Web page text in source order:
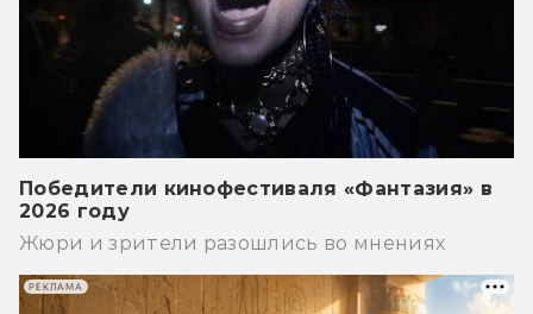
Победители кинофестиваля «Фантазия» в
2026 году
Жюри и зрители разошлись во мнениях
РЕКЛАМА